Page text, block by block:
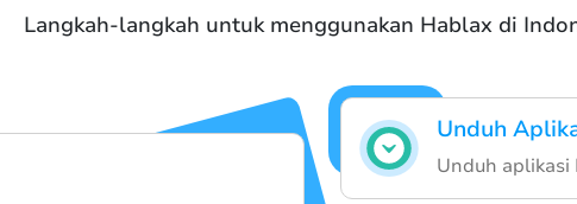
Langkah-langkah untuk menggunakan Hablax di
Unduh
Unduh aplikasi